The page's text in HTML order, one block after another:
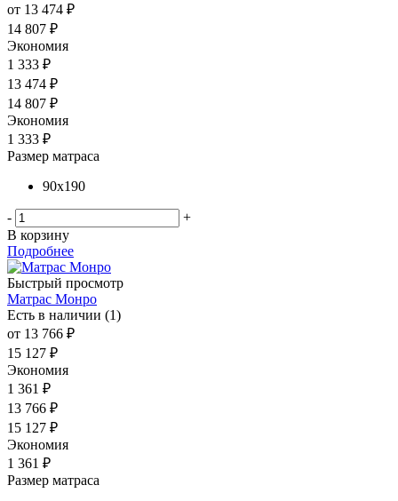
от 13 474 ₽
14 807 ₽
Экономия
1 333 ₽
13 474 ₽
14 807 ₽
Экономия
1 333 ₽
Размер матраса
90x190
-
+
В корзину
Подробнее
Быстрый просмотр
Матрас Монро
Есть в наличии (1)
от 13 766 ₽
15 127 ₽
Экономия
1 361 ₽
13 766 ₽
15 127 ₽
Экономия
1 361 ₽
Размер матраса